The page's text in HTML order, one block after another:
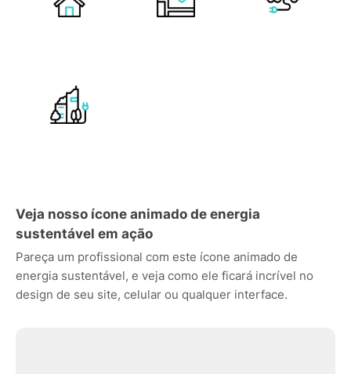
Veja nosso ícone animado de energia
sustentável em ação
Pareça um profissional com este ícone animado de
energia sustentável, e veja como ele ficará incrível no
design de seu site, celular ou qualquer interface.